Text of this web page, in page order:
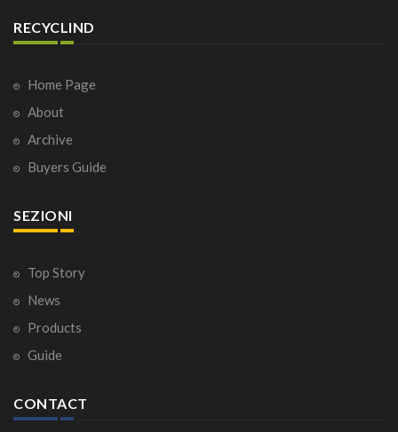
RECYCLIND
Home Page
About
Archive
Buyers Guide
SEZIONI
Top Story
News
Products
Guide
CONTACT